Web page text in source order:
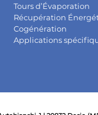
Tours d’Évaporation
Récupération
Cogénération
Applications